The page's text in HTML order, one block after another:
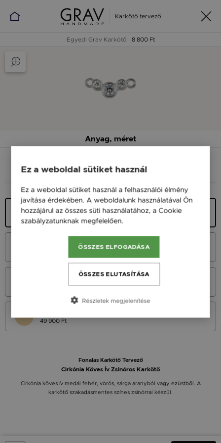
Karkötő tervező
Egyedi Grav Karkötő 8 800 Ft
Anyag, méret
ANYAG (SZÍN) MÉRET
Ezüst 925
19 900 Ft
Vörös arany 14K
49 900 Ft
Fonalas Karkötő Tervező
Cirkónia Köves Ív Zsinóros Karkötő
Cirkónia köves ív medál fehér, vörös, sárga aranyból vagy ezüstből. A
karkötő szakadásmentes színes zsinórral készül.
Ez a weboldal sütiket használ
Ez a weboldal sütiket használ a felhasználói élmény
javítása érdekében. A weboldalunk használatával Ön
hozzájárul az összes süti használatához, a Cookie
szabályzatunknak megfelelően.
ÖSSZES ELFOGADÁSA
ÖSSZES ELUTASÍTÁSA
Részletek megjelenítése